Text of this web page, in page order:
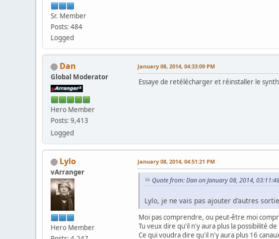
Sr. Member
Posts: 484
Logged
Dan
Global Moderator
Hero Member
Posts: 9,413
Logged
January 08, 2014, 04:33:09 PM
Essaye de retélécharger et réinstaller le
Lylo
vArranger
Hero Member
January 08, 2014, 04:51:21 PM
Quote from: Dan on January 08, 2014,
Lylo, je ne vais pas ajouter d'autres
Moi pas comprendre, ou peut-être moi
Tu veux dire qu'il n'y aura plus la possibilité
Ce qui voudra dire qu'il n'y aura plus 16